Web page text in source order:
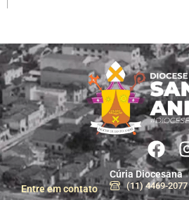
Entre em contato
Cúria Diocesana
(11) 4469-2077